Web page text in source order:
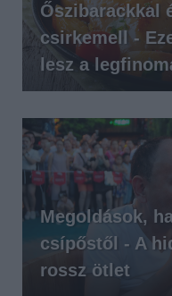
Őszibarackkal
csirkemell -
lesz a
Megoldások,
csípőstől - A
rossz ötlet